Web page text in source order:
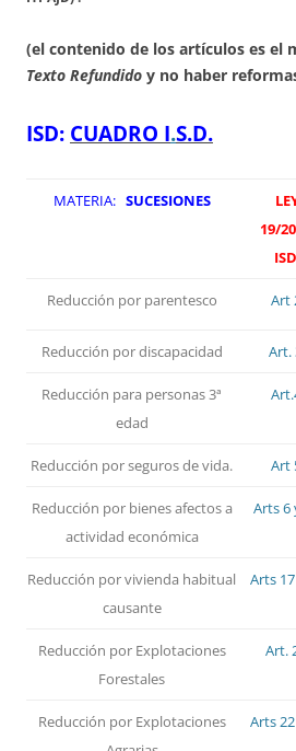
(el contenido de los artículos es el
Texto Refundido y no haber
ISD: CUADRO I.S.D.
MATERIA: SUCESIONES
19/
ISD
Reducción por parentesco Art
Reducción por discapacidad Art.
Reducción para personas 3ª
edad
Reducción por seguros de vida. Art
Reducción por bienes afectos a
actividad económica
Arts 6
Reducción por vivienda habitual
causante
Arts
Reducción por Explotaciones
Forestales
Art.
Reducción por Explotaciones
Arts